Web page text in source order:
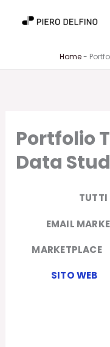
Home-
Portfolio
Data
TUTTI
EMAIL
MARKETPLACE
SITO WEB